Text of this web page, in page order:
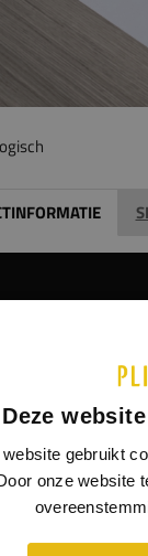
Deze
website gebruikt
onze website